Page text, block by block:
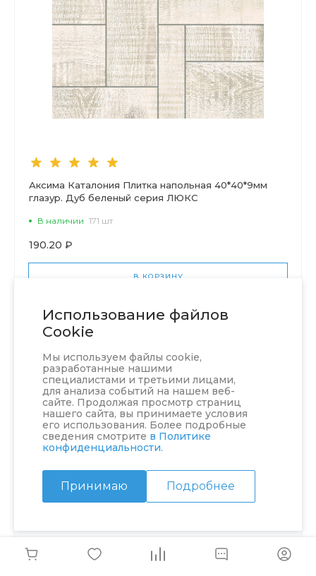
Использование файлов
Cookie
Мы используем файлы cookie,
разработанные нашими
специалистами и третьими лицами,
для анализа событий на нашем веб-
сайте. Продолжая просмотр страниц
нашего сайта, вы принимаете условия
его использования. Более подробные
сведения смотрите в Политике
конфиденциальности.
Принимаю Подробнее
Аксима Каталония Плитка напольная 40*40*9мм
глазур. Дуб беленый серия ЛЮКС
В наличии 171 шт
190.20 ₽
В КОРЗИНУ